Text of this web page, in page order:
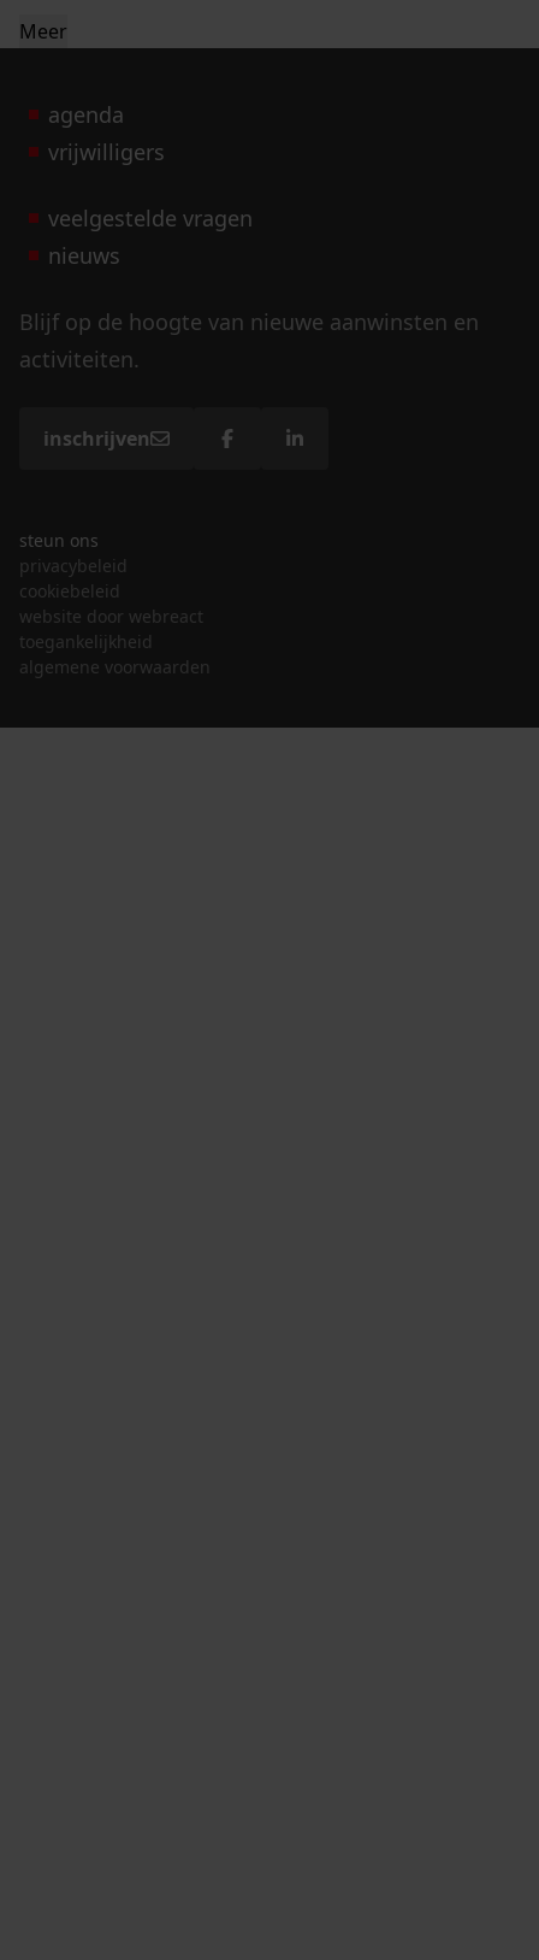
Meer
agenda
vrijwilligers
veelgestelde vragen
nieuws
Blijf op de hoogte van nieuwe aanwinsten en
activiteiten.
inschrijven
steun ons
privacybeleid
cookiebeleid
website door webreact
toegankelijkheid
algemene voorwaarden